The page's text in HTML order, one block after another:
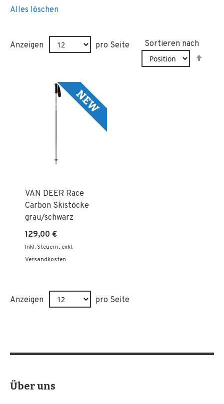
Anzeigen pro Seite
Sortieren nach
VAN DEER Race
Carbon Skistöcke
grau/schwarz
129,00 €
Inkl. Steuern, exkl.
Versandkosten
Anzeigen pro Seite
Alles löschen
Über uns